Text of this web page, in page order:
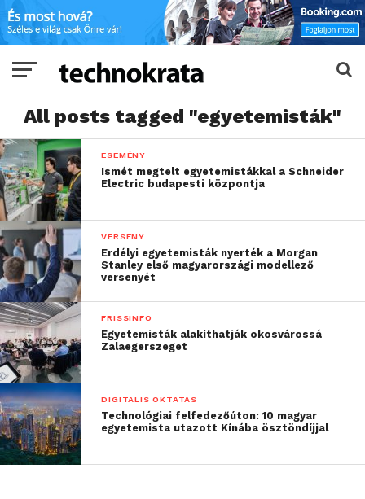
All posts tagged "egyetemisták"
ESEMÉNY
Ismét megtelt egyetemistákkal a Schneider
Electric budapesti központja
VERSENY
Erdélyi egyetemisták nyerték a Morgan
Stanley első magyarországi modellező
versenyét
FRISSINFO
Egyetemisták alakíthatják okosvárossá
Zalaegerszeget
DIGITÁLIS OKTATÁS
Technológiai felfedezőúton: 10 magyar
egyetemista utazott Kínába ösztöndíjjal